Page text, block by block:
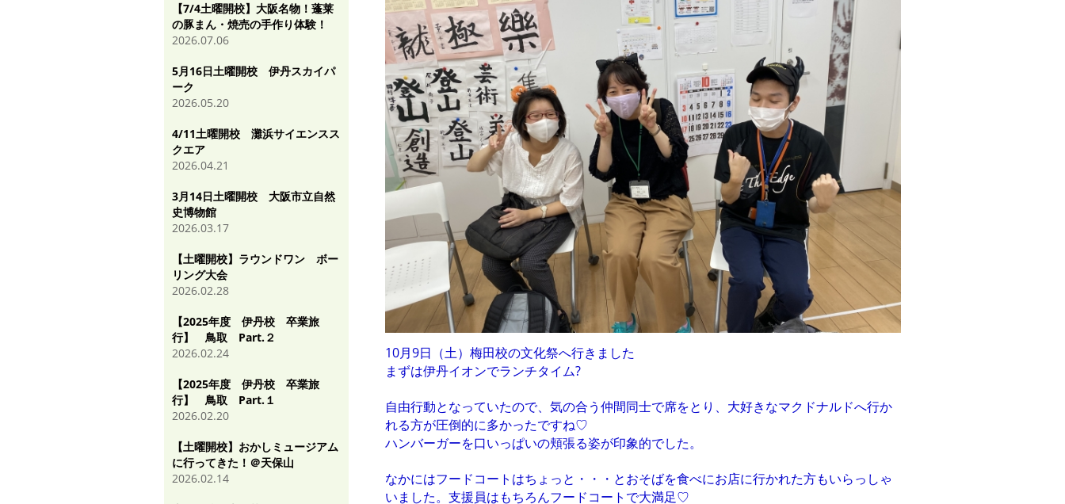
10月9日（土）梅田校の文化祭へ行きました
まずは伊丹イオンでランチタイム?
自由行動となっていたので、気の合う仲間同士で席をとり、大好きなマクドナルドへ行か
れる方が圧倒的に多かったですね♡
ハンバーガーを口いっぱいの頬張る姿が印象的でした。
なかにはフードコートはちょっと・・・とおそばを食べにお店に行かれた方もいらっしゃ
いました。支援員はもちろんフードコートで大満足♡
【7/4土曜開校】大阪名物！蓬莱
の豚まん・焼売の手作り体験！
2026.07.06
5月16日土曜開校 伊丹スカイパ
ーク
2026.05.20
4/11土曜開校 灘浜サイエンスス
クエア
2026.04.21
3月14日土曜開校 大阪市立自然
史博物館
2026.03.17
【土曜開校】ラウンドワン ボー
リング大会
2026.02.28
【2025年度 伊丹校 卒業旅
行】 鳥取 Part.２
2026.02.24
【2025年度 伊丹校 卒業旅
行】 鳥取 Part.１
2026.02.20
【土曜開校】おかしミュージアム
に行ってきた！＠天保山
2026.02.14